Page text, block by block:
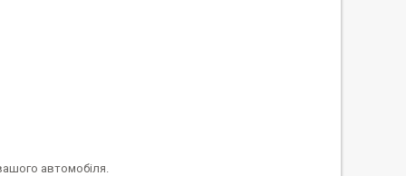
автомобіля.